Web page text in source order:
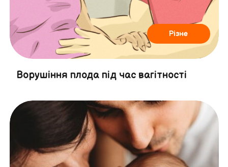
Різне
Ворушіння плода під час вагітності